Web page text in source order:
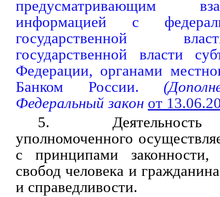
предусматривающим
информацией с
государственной
государственной власти
Федерации, органами
Банком России.
Федеральный закон от
5. Деятельность
уполномоченного
с принципами
свобод человека и
и справедливости.